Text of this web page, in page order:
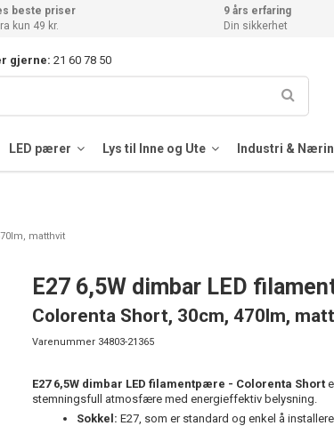
beste priser
kun 49 kr.
9 års erfaring
Din sikkerhet
gjerne: 21 60 78 50
LED pærer Lys til Inne og Ute Industri &
matthvit
E27 6,5W dimbar LED
Colorenta Short, 30cm, 470lm,
Varenummer 34803-21365
E27 6,5W dimbar LED filamentpære - Colorenta Short
stemningsfull atmosfære med energieffektiv belysning.
Sokkel: E27, som er standard og enkel å